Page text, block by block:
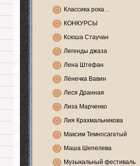
Классика рока…
КОНКУРСЫ
Ксюша Стаучан
Легенды джаза
Лена Штефан
Лёнечка Вавин
Леся Дранная
Лиза Марченко
Лия Крахмальникова
Максим Темносагатый
Маша Шепелева
Музыкальный фестиваль